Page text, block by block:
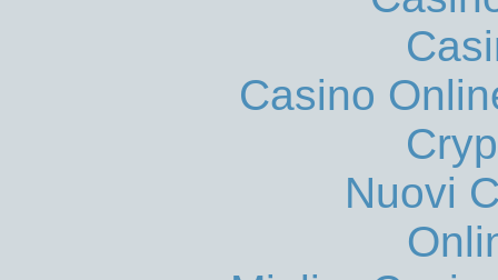
Casino
Nuovi